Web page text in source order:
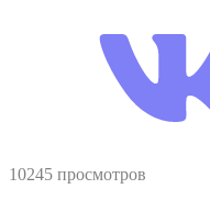
10245 просмотров